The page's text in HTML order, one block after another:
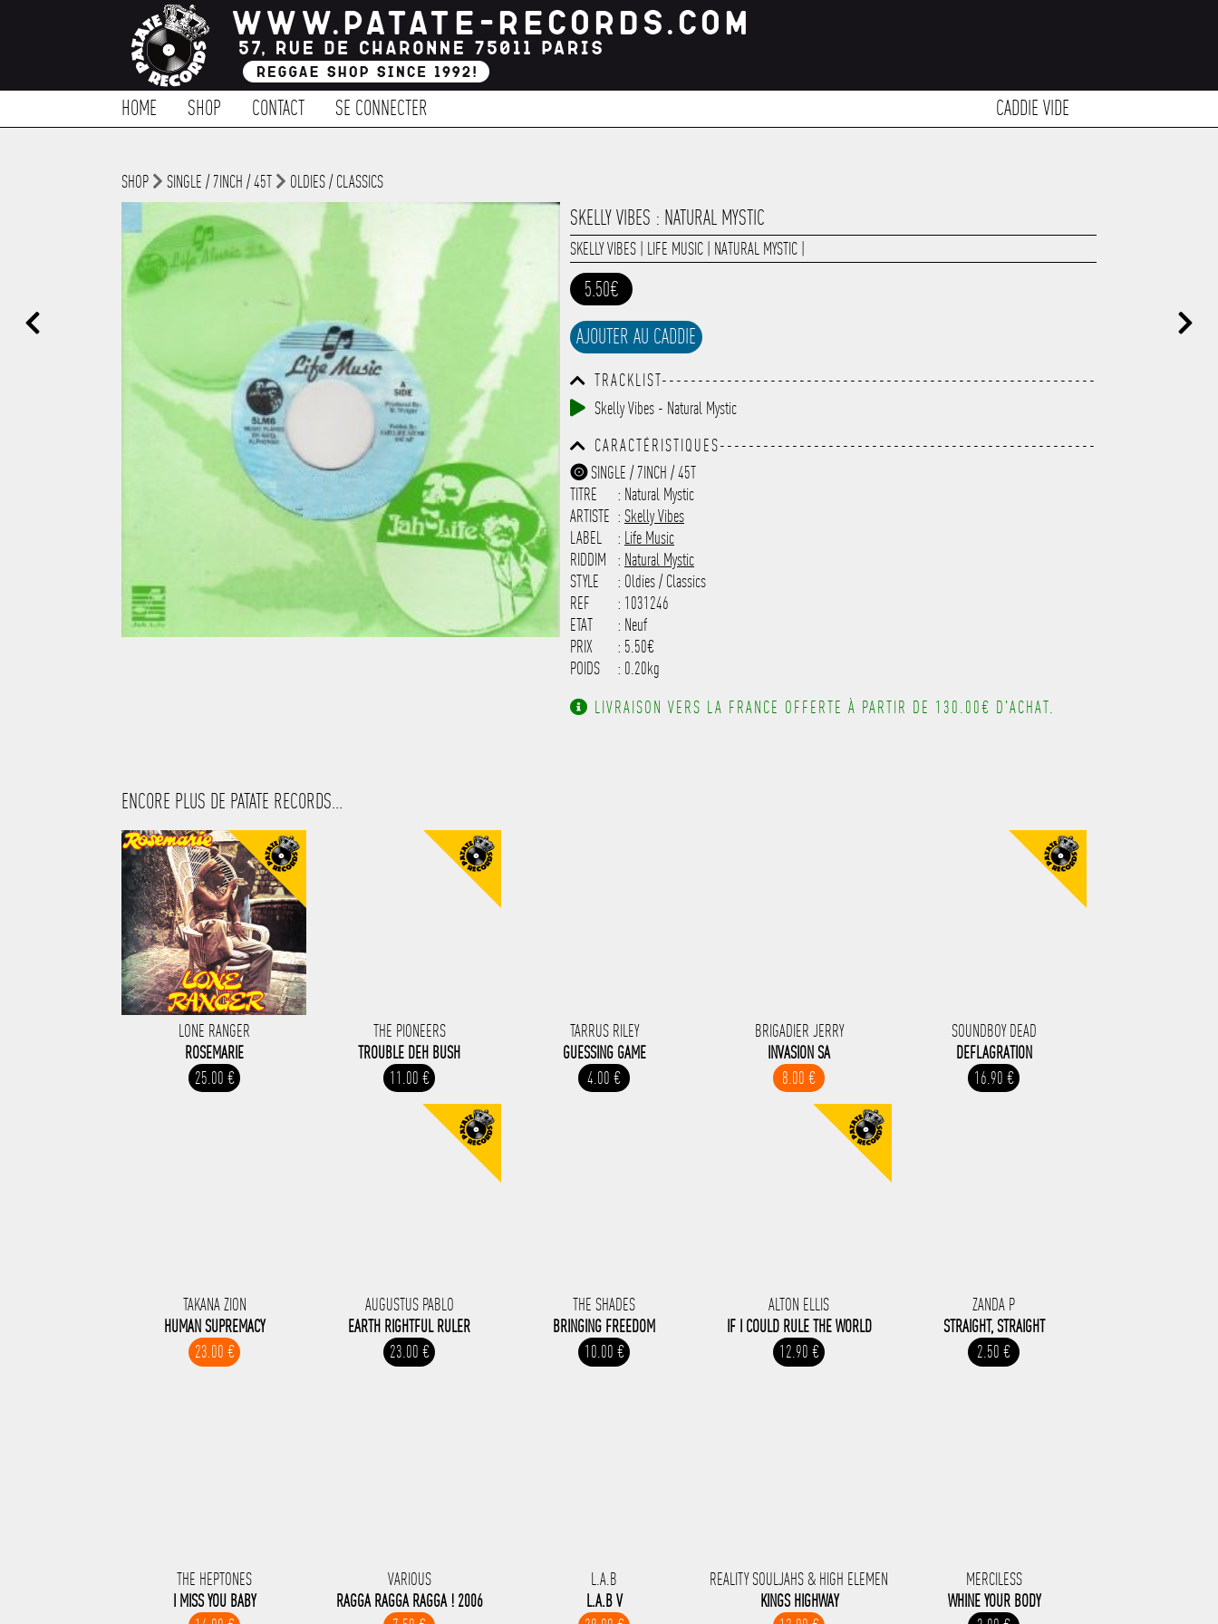
HOME SHOP CONTACT SE CONNECTER CADDIE VIDE
SHOP SINGLE / 7INCH / 45T OLDIES / CLASSICS
SKELLY VIBES : NATURAL MYSTIC
SKELLY VIBES LIFE MUSIC NATURAL MYSTIC
5.50€
AJOUTER AU CADDIE
TRACKLIST------------------------------------------------------------
---------------------------------------------------------------------
---------------------------------------------------------------------
-----------
Skelly Vibes - Natural Mystic
CARACTÉRISTIQUES----------------------------------------------------
---------------------------------------------------------------------
---------------------------------------------------------------------
-------------------
SINGLE / 7INCH / 45T
TITRE
: Natural Mystic
ARTISTE : Skelly Vibes
LABEL
: Life Music
RIDDIM
: Natural Mystic
STYLE
: Oldies / Classics
REF
: 1031246
ETAT
: Neuf
PRIX
: 5.50€
POIDS
: 0.20kg
LIVRAISON VERS LA FRANCE OFFERTE À PARTIR DE 130.00€ D'ACHAT.
ENCORE PLUS DE PATATE RECORDS...
LONE RANGER
ROSEMARIE
25.00 €
THE PIONEERS
TROUBLE DEH BUSH
11.00 €
TARRUS RILEY
GUESSING GAME
4.00 €
BRIGADIER JERRY
INVASION SA
8.00 €
SOUNDBOY DEAD
DEFLAGRATION
16.90 €
TAKANA ZION
HUMAN SUPREMACY
23.00 €
AUGUSTUS PABLO
EARTH RIGHTFUL RULER
23.00 €
THE SHADES
BRINGING FREEDOM
10.00 €
ALTON ELLIS
IF I COULD RULE THE WORLD
12.90 €
ZANDA P
STRAIGHT, STRAIGHT
2.50 €
THE HEPTONES
I MISS YOU BABY
VARIOUS
RAGGA RAGGA RAGGA ! 2006
L.A.B
L.A.B V
REALITY SOULJAHS & HIGH ELEMEN
KINGS HIGHWAY
MERCILESS
WHINE YOUR BODY